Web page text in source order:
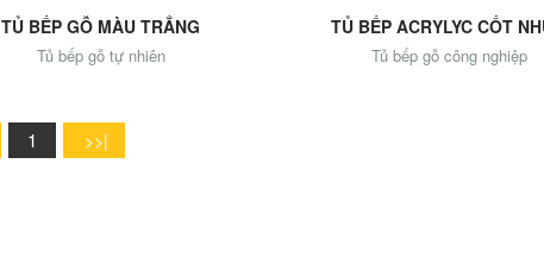
TỦ BẾP GỖ MÀU TRẮNG
Tủ bếp gỗ tự nhiên
TỦ BẾP ACRYLYC CỐT
Tủ bếp gỗ công nghiệp
1